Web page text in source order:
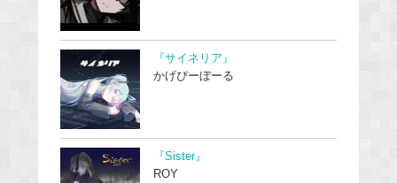
『サイネリア』
かげぴーぼーる
『Sister』
ROY